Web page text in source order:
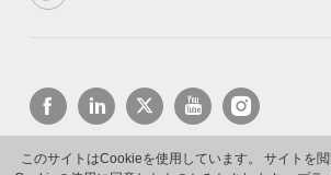
このサイトはCookieを使用しています。 サイトを閲